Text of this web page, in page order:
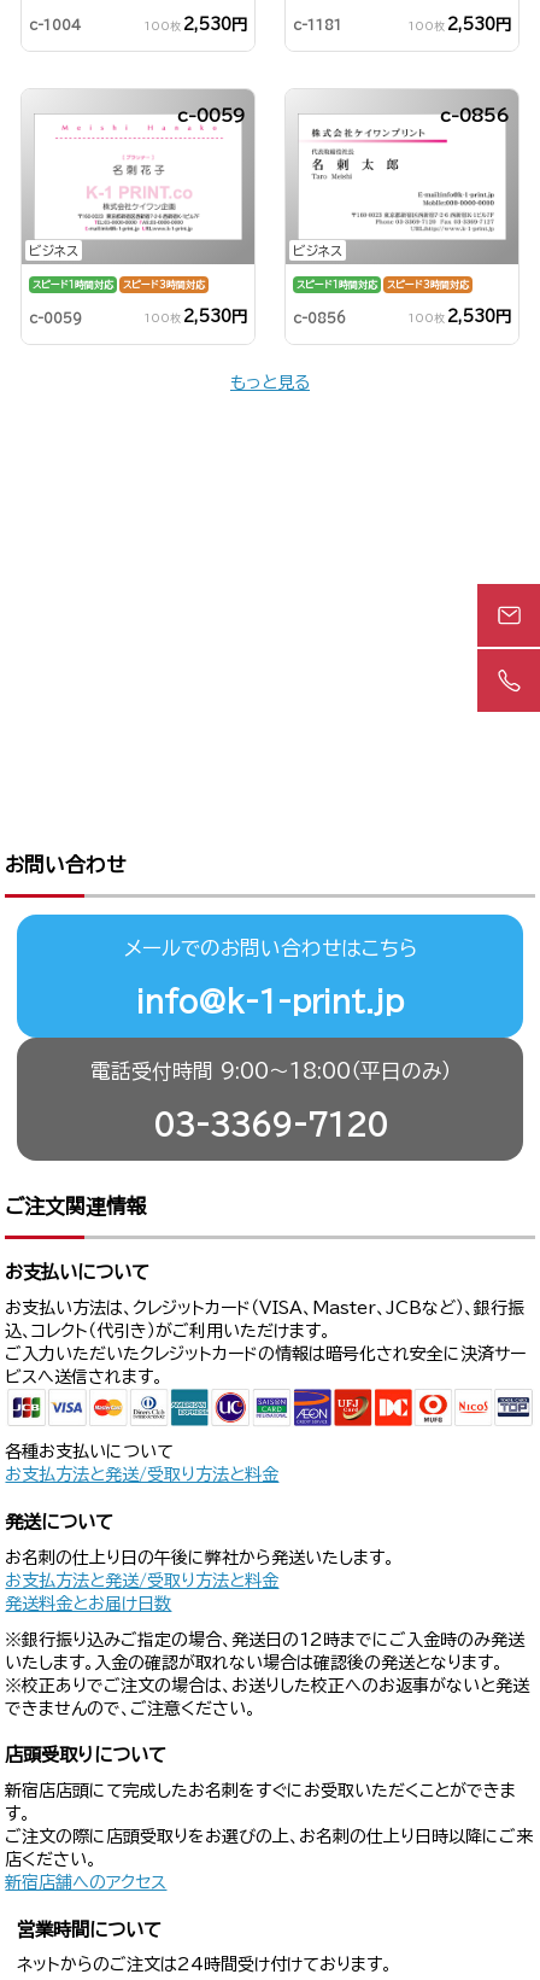
c-1004 100枚 2,530円 c-1181 100枚 2,530円
ビジネス
c-0059
スピード1時間対応 スピード3時間対応
c-0059 100枚 2,530円
ビジネス
c-0856
スピード1時間対応 スピード3時間対応
c-0856 100枚 2,530円
もっと見る
お問い合わせ
メールでのお問い合わせはこちら
info@k-1-print.jp
電話受付時間 9:00〜18:00（平日のみ）
03-3369-7120
ご注文関連情報
お支払いについて
お支払い方法は、クレジットカード（VISA、Master、JCBなど）、銀行振
込、コレクト（代引き）がご利用いただけます。
ご入力いただいたクレジットカードの情報は暗号化され安全に決済サー
ビスへ送信されます。
各種お支払いについて
お支払方法と発送/受取り方法と料金
発送について
お名刺の仕上り日の午後に弊社から発送いたします。
お支払方法と発送/受取り方法と料金
発送料金とお届け日数
※銀行振り込みご指定の場合、発送日の12時までにご入金時のみ発送
いたします。入金の確認が取れない場合は確認後の発送となります。
※校正ありでご注文の場合は、お送りした校正へのお返事がないと発送
できませんので、ご注意ください。
店頭受取りについて
新宿店店頭にて完成したお名刺をすぐにお受取いただくことができま
す。
ご注文の際に店頭受取りをお選びの上、お名刺の仕上り日時以降にご来
店ください。
新宿店舗へのアクセス
営業時間について
ネットからのご注文は24時間受け付けております。